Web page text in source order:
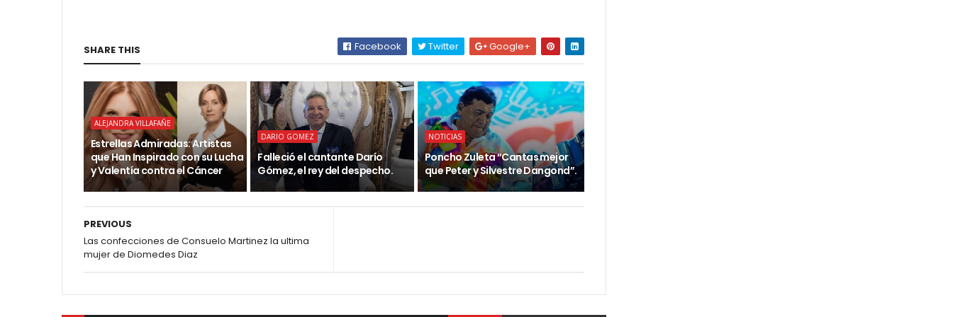
SHARE THIS Facebook Twitter Google+
ALEJANDRA VILLAFAÑE
Estrellas Admiradas: Artistas
que Han Inspirado con su Lucha
y Valentía contra el Cáncer
DARIO GOMEZ
Falleció el cantante Darío
Gómez, el rey del despecho.
NOTICIAS
Poncho Zuleta “Cantas mejor
que Peter y Silvestre Dangond”.
PREVIOUS
Las confecciones de Consuelo Martinez la ultima
mujer de Diomedes Diaz